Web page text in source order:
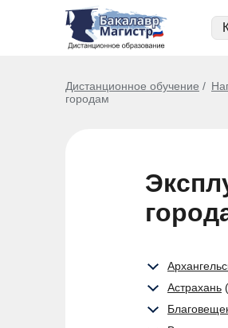
Дистанционное обучение
городам
Астрахань